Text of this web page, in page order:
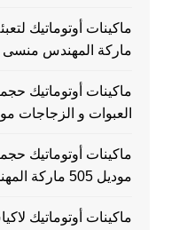
ماركة المهندس منسى
ماكينات أوتوماتيك
العبوات و الزجاجات موديل 505 ماركة
ماكينات أوتوماتيك
موديل 505 ماركة المهندس منسى
ماكينات أوتوماتيك